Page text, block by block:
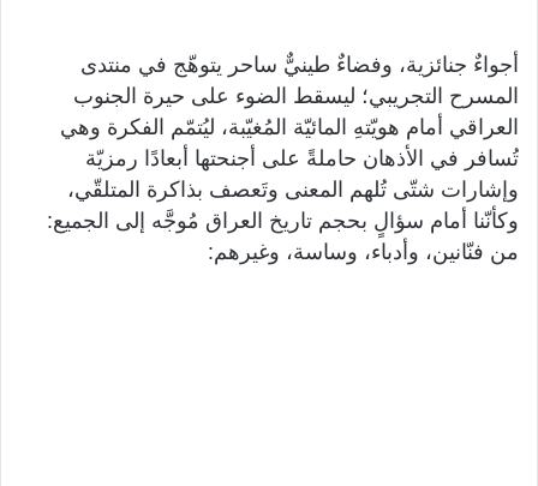
أجواءٌ جنائزية، وفضاءٌ طينيٌّ ساحر يتوهّج في منتدى
المسرح التجريبي؛ ليسقط الضوء على حيرة الجنوب
العراقي أمام هويّتهِ المائيّة المُغيّبة، ليُتمّم الفكرة وهي
تُسافر في الأذهان حاملةً على أجنحتها أبعادًا رمزيّة
وإشارات شتّى تُلهم المعنى وتَعصف بذاكرة المتلقّي،
وكأنّنا أمام سؤالٍ بحجم تاريخ العراق مُوجَّه إلى الجميع:
من فنّانين، وأدباء، وساسة، وغيرهم: